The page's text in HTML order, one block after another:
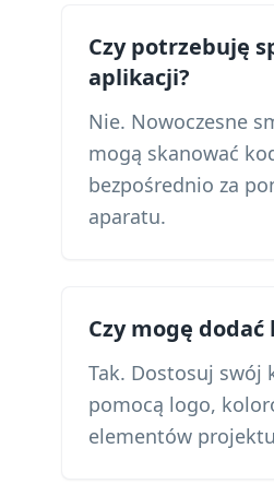
Czy potrzebuję
aplikacji?
Nie. Nowoczesne
mogą skanować
bezpośrednio za
aparatu.
Czy mogę dodać
Tak. Dostosuj swój
pomocą logo,
elementów